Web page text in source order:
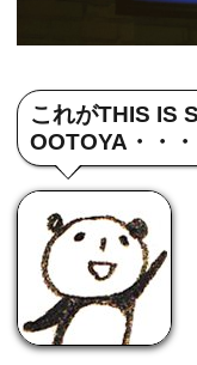
これがTHIS IS
OOTOYA・・